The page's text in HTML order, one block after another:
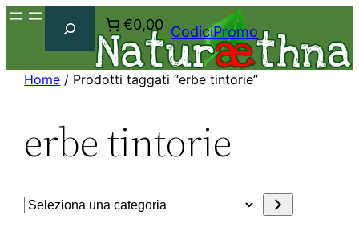
€0,00 CodiciPromo
Home / Prodotti taggati “erbe tintorie”
erbe tintorie
Seleziona